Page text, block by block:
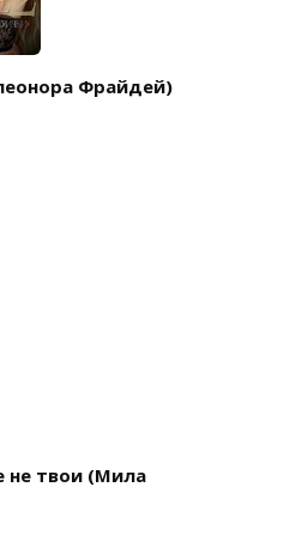
Фрайдей)
не твои (Мила